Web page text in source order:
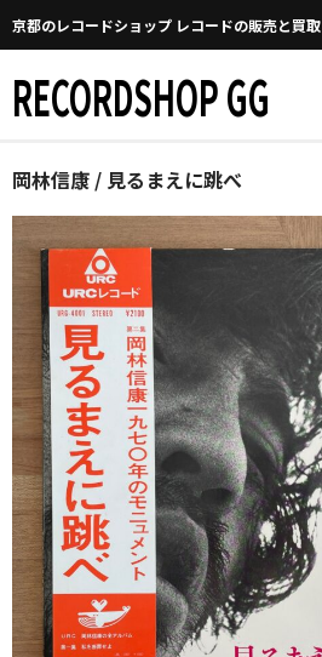
京都のレコードショップ レコードの販売と買取
RECORDSHOP GG
Home
マイページ
GGについて
買取について
取り置きなどについて
Categories
New Arrivals
新譜
GG RECORD （当店のレーベル）
全商品
岡林信康 / 見るまえに跳べ